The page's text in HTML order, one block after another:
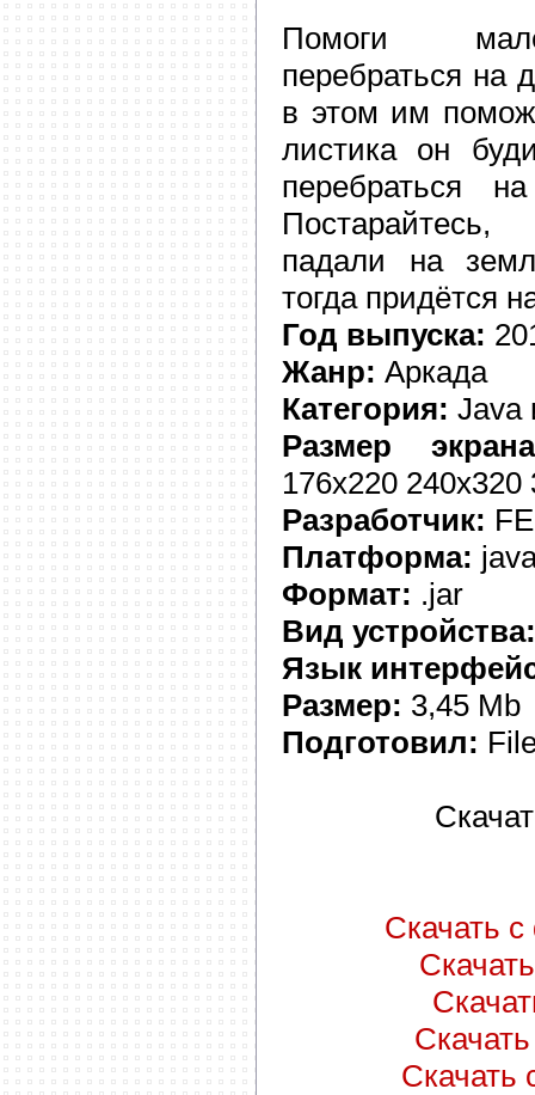
Помоги
перебраться на
в этом им
листика он
перебраться
падали на
тогда придётся
Год выпуска:
Жанр: Аркада
Категория: Java
Размер
176x220 240x320
Разработчик:
Платформа:
Формат: .jar
Вид устройства:
Язык
Размер: 3,45 Mb
Подготовил:
Скачать
Скачать